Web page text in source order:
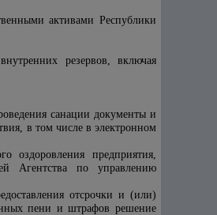
активами Республики
резервов, включая
санации документы и
в том числе в электронном
оздоровления предприятия,
Агентствапо управлению
отсрочки и (или)
пени и штрафов решение